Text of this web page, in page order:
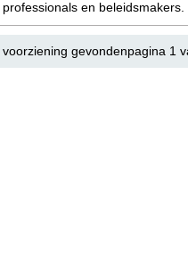
en beleidsmakers.
voorziening gevondenpagina 1